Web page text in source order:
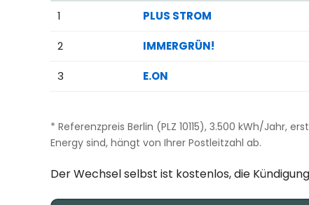
Beliebteste Tarife beim Anbieterwechsel;
1 PLUS STROM
2 IMMERGRÜN!
3 E.ON
* Referenzpreis Berlin (PLZ 10115), 3.500 kWh/Jahr,
Energy sind, hängt von Ihrer Postleitzahl ab.
Der Wechsel selbst ist kostenlos, die